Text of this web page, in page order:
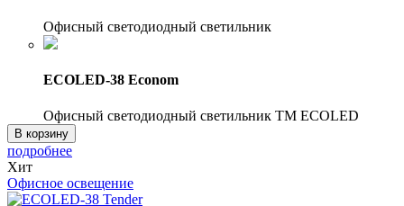
Офисный светодиодный светильник
ECOLED-38 Econom
Офисный светодиодный светильник TM ECOLED
В корзину
подробнее
Хит
Офисное освещение